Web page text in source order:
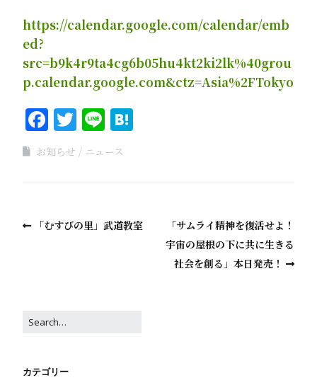
https://calendar.google.com/calendar/emb
ed?
src=b9k4r9ta4cg6b05hu4kt2ki2lk%40grou
p.calendar.google.com&ctz=Asia%2FTokyo
Facebook
Twitter
Line
お知らせ ニュース
「むすびの里」武道教室
「サムライ精神を復活せよ！
宇宙の屋根の下に共に生きる
社会を創る」本日発売！
カテゴリー